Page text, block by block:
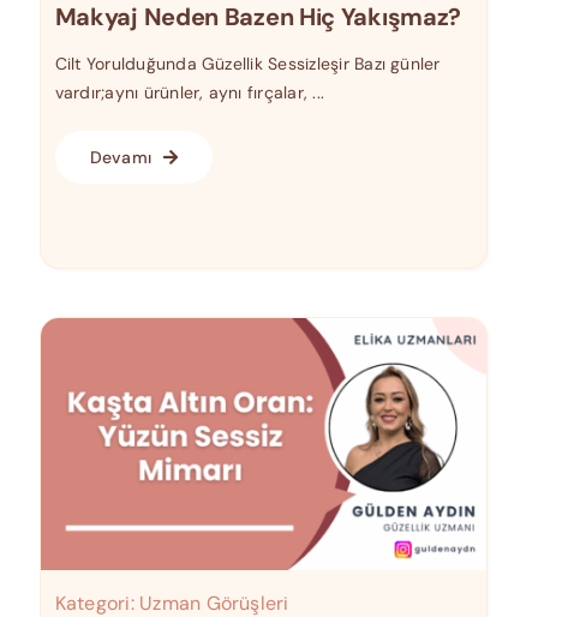
Makyaj Neden Bazen Hiç Yakışmaz?
Cilt Yorulduğunda Güzellik Sessizleşir Bazı günler
vardır;aynı ürünler, aynı fırçalar, ...
Devamı
Kategori: Uzman Görüşleri